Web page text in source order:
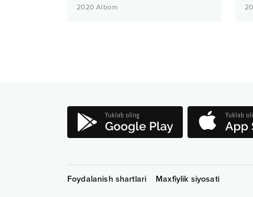
2020 Albom
Foydalanish shartlari Maxfiylik siyosati